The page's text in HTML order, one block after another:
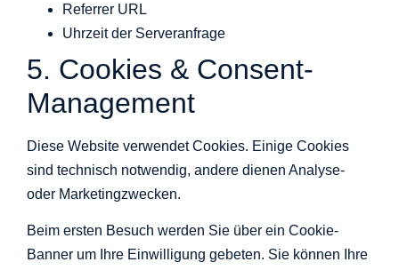
Referrer URL
Uhrzeit der Serveranfrage
5. Cookies & Consent-
Management
Diese Website verwendet Cookies. Einige Cookies
sind technisch notwendig, andere dienen Analyse-
oder Marketingzwecken.
Beim ersten Besuch werden Sie über ein Cookie-
Banner um Ihre Einwilligung gebeten. Sie können Ihre